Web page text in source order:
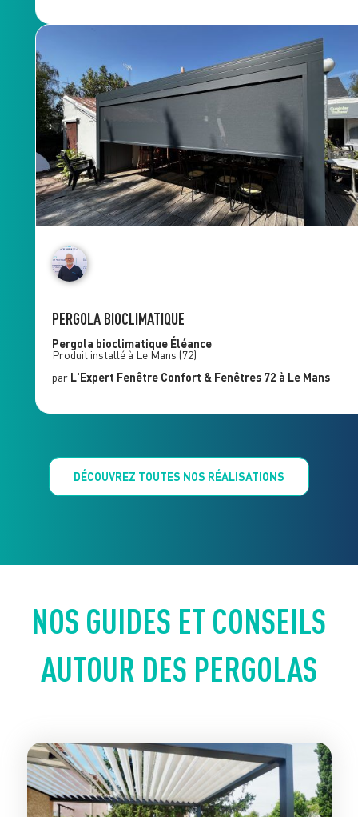
PERGOLA BIOCLIMATIQUE
Pergola bioclimatique Éléance
Produit installé à Le Mans (72)
par L'Expert Fenêtre Confort & Fenêtres 72 à Le Mans
DÉCOUVREZ TOUTES NOS RÉALISATIONS
NOS GUIDES ET CONSEILS
AUTOUR DES PERGOLAS